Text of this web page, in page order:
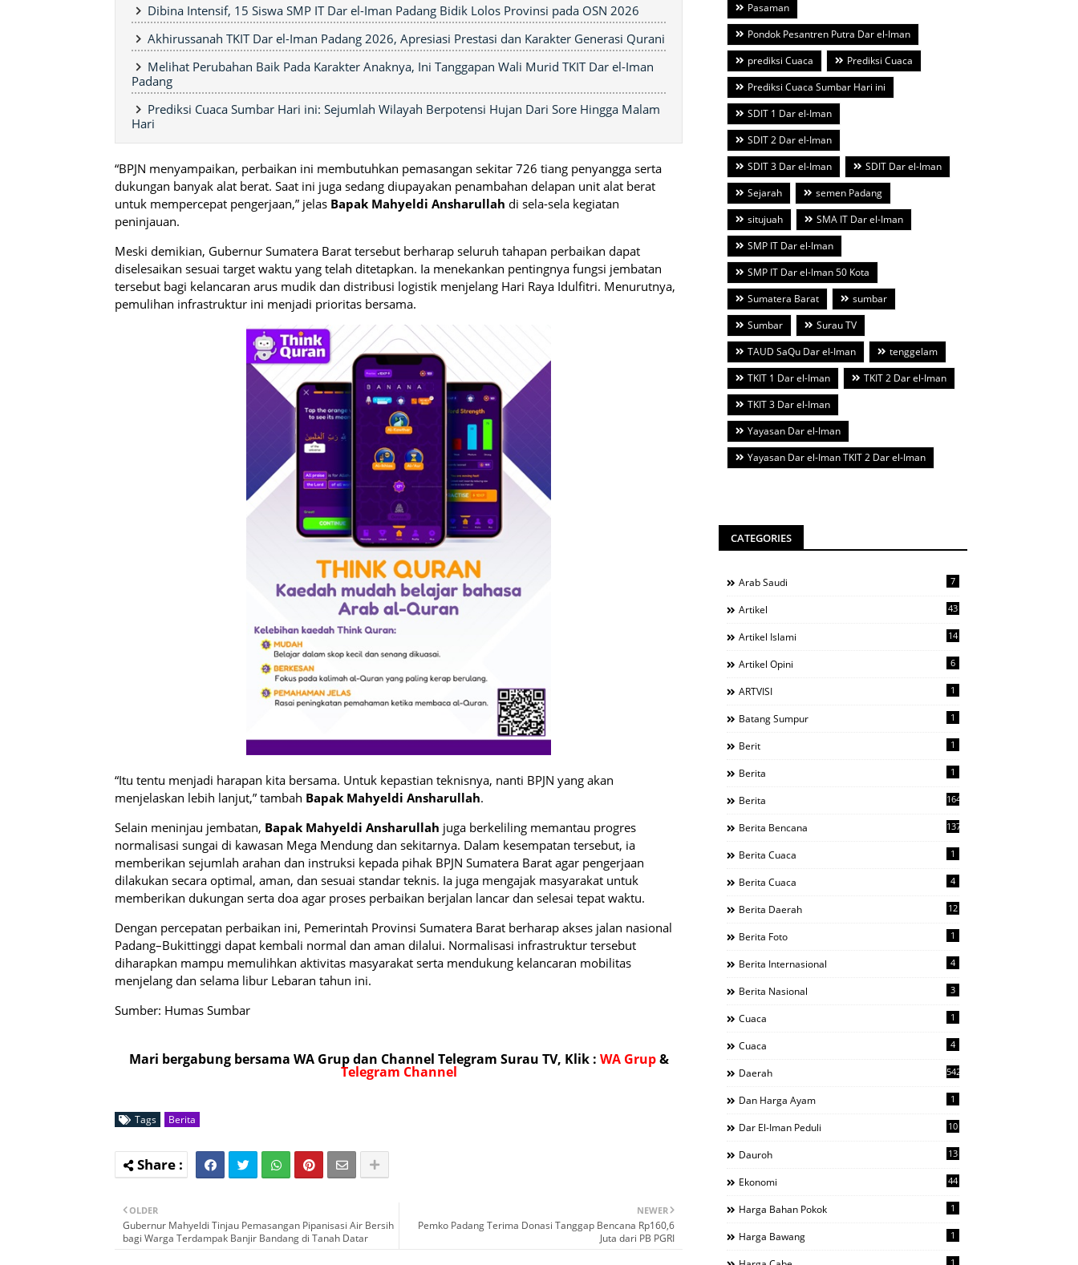
Dibina Intensif, 15 Siswa SMP IT Dar el-Iman Padang Bidik Lolos Provinsi pada OSN 2026
Akhirussanah TKIT Dar el-Iman Padang 2026, Apresiasi Prestasi dan Karakter Generasi Qurani
Melihat Perubahan Baik Pada Karakter Anaknya, Ini Tanggapan Wali Murid TKIT Dar el-Iman
Padang
Prediksi Cuaca Sumbar Hari ini: Sejumlah Wilayah Berpotensi Hujan Dari Sore Hingga Malam
Hari
“BPJN menyampaikan, perbaikan ini membutuhkan pemasangan sekitar 726 tiang penyangga serta
dukungan banyak alat berat. Saat ini juga sedang diupayakan penambahan delapan unit alat berat
untuk mempercepat pengerjaan,” jelas Bapak Mahyeldi Ansharullah di sela-sela kegiatan
peninjauan.
Meski demikian, Gubernur Sumatera Barat tersebut berharap seluruh tahapan perbaikan dapat
diselesaikan sesuai target waktu yang telah ditetapkan. Ia menekankan pentingnya fungsi jembatan
tersebut bagi kelancaran arus mudik dan distribusi logistik menjelang Hari Raya Idulfitri. Menurutnya,
pemulihan infrastruktur ini menjadi prioritas bersama.
“Itu tentu menjadi harapan kita bersama. Untuk kepastian teknisnya, nanti BPJN yang akan
menjelaskan lebih lanjut,” tambah Bapak Mahyeldi Ansharullah.
Selain meninjau jembatan, Bapak Mahyeldi Ansharullah juga berkeliling memantau progres
normalisasi sungai di kawasan Mega Mendung dan sekitarnya. Dalam kesempatan tersebut, ia
memberikan sejumlah arahan dan instruksi kepada pihak BPJN Sumatera Barat agar pengerjaan
dilakukan secara optimal, aman, dan sesuai standar teknis. Ia juga mengajak masyarakat untuk
memberikan dukungan serta doa agar proses perbaikan berjalan lancar dan selesai tepat waktu.
Dengan percepatan perbaikan ini, Pemerintah Provinsi Sumatera Barat berharap akses jalan nasional
Padang–Bukittinggi dapat kembali normal dan aman dilalui. Normalisasi infrastruktur tersebut
diharapkan mampu memulihkan aktivitas masyarakat serta mendukung kelancaran mobilitas
menjelang dan selama libur Lebaran tahun ini.
Sumber: Humas Sumbar
Mari bergabung bersama WA Grup dan Channel Telegram Surau TV, Klik : WA Grup&
Telegram Channel
Tags Berita
NEWER
Pemko Padang Terima Donasi Tanggap Bencana Rp160,6
Juta dari PB PGRI
OLDER
Gubernur Mahyeldi Tinjau Pemasangan Pipanisasi Air Bersih
bagi Warga Terdampak Banjir Bandang di Tanah Datar
Pasaman
Pondok Pesantren Putra Dar el-Iman
prediksi Cuaca
Prediksi Cuaca
Prediksi Cuaca Sumbar Hari ini
SDIT 1 Dar el-Iman
SDIT 2 Dar el-Iman
SDIT 3 Dar el-Iman
SDIT Dar el-Iman
Sejarah
semen Padang
situjuah
SMA IT Dar el-Iman
SMP IT Dar el-Iman
SMP IT Dar el-Iman 50 Kota
Sumatera Barat
sumbar
Sumbar
Surau TV
TAUD SaQu Dar el-Iman
tenggelam
TKIT 1 Dar el-Iman
TKIT 2 Dar el-Iman
TKIT 3 Dar el-Iman
Yayasan Dar el-Iman
Yayasan Dar el-Iman TKIT 2 Dar el-Iman
CATEGORIES
Arab Saudi 7
Artikel 43
Artikel Islami 14
Artikel Opini 6
ARTVISI 1
Batang Sumpur 1
Berit 1
Berita 1
Berita 1644
Berita Bencana 137
Berita Cuaca 1
Berita Cuaca 4
Berita Daerah 12
Berita Foto 1
Berita Internasional 4
Berita Nasional 3
Cuaca 1
Cuaca 4
Daerah 542
Dan Harga Ayam 1
Dar El-Iman Peduli 10
Dauroh 13
Ekonomi 44
Harga Bahan Pokok 1
Harga Bawang 1
1